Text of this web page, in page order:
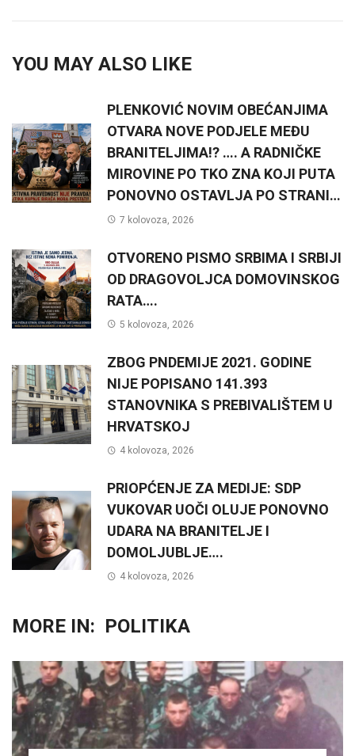
YOU MAY ALSO LIKE
PLENKOVIĆ NOVIM OBEĆANJIMA
OTVARA NOVE PODJELE MEĐU
BRANITELJIMA!? …. A RADNIČKE
MIROVINE PO TKO ZNA KOJI PUTA
PONOVNO OSTAVLJA PO STRANI…
7 kolovoza, 2026
OTVORENO PISMO SRBIMA I SRBIJI
OD DRAGOVOLJCA DOMOVINSKOG
RATA….
5 kolovoza, 2026
ZBOG PNDEMIJE 2021. GODINE
NIJE POPISANO 141.393
STANOVNIKA S PREBIVALIŠTEM U
HRVATSKOJ
4 kolovoza, 2026
PRIOPĆENJE ZA MEDIJE: SDP
VUKOVAR UOČI OLUJE PONOVNO
UDARA NA BRANITELJE I
DOMOLJUBLJE….
4 kolovoza, 2026
MORE IN: POLITIKA